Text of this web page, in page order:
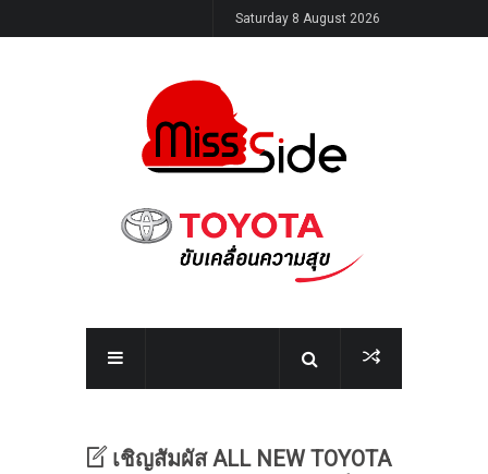
Saturday 8 August 2026
เชิญสัมผัส ALL NEW TOYOTA